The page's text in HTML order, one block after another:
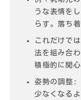
うな表情を
らす。落ち
これだけで
法を組み合
積極的に関
姿勢の調整 :
少なくなる